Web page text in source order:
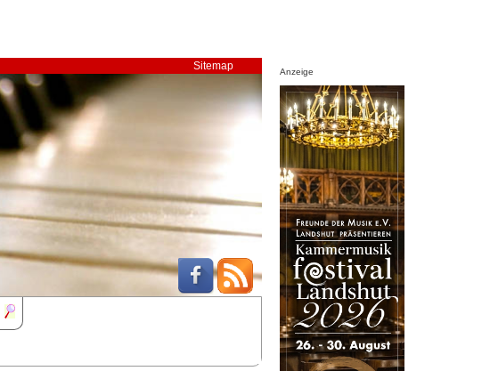
Sitemap Anzeige